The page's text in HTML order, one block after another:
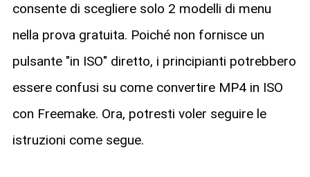
consente di scegliere solo 2 modelli di menu
nella prova gratuita. Poiché non fornisce un
pulsante "in ISO" diretto, i principianti potrebbero
essere confusi su come convertire MP4 in ISO
con Freemake. Ora, potresti voler seguire le
istruzioni come segue.